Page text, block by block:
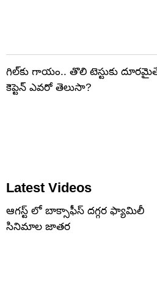
గిల్‌కు గాయం.. తొలి టెస్టుకు
కెప్టెన్ ఎవరో తెలుసా?
Latest Videos
ఆగస్ట్ లో బాక్సాఫీస్ దగ్గర ఫ్యామిలీ
సినిమాల జాతర